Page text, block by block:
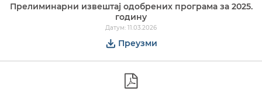
Прелиминарни извештај одобрених програма за 2025.
годину
Датум: 11.03.2026
Преузми